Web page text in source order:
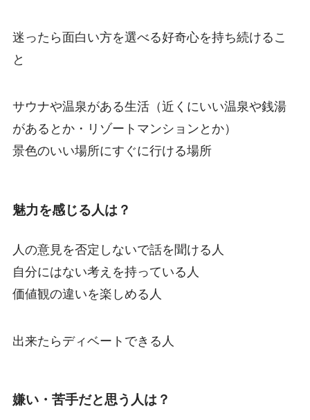
迷ったら面白い方を選べる好奇心を持ち続けるこ
と
サウナや温泉がある生活（近くにいい温泉や銭湯
があるとか・リゾートマンションとか）
景色のいい場所にすぐに行ける場所
魅力を感じる人は？
人の意見を否定しないで話を聞ける人
自分にはない考えを持っている人
価値観の違いを楽しめる人
出来たらディベートできる人
嫌い・苦手だと思う人は？